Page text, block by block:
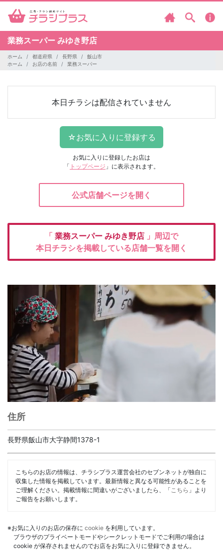
業務スーパー みゆき野店
ホーム 都道府県 長野県
飯山市
ホーム
お店の名前 業務スーパー
本日チラシは配信されていません
お気に入りに登録したお店は
「 トップページ 」に表示されます。
公式店舗ページを開く
「 業務スーパー みゆき野店 」周辺で
本日チラシを掲載している店舗一覧を開く
住所
長野県飯山市大字静間1378-1
こちらのお店の情報は、チラシプラス運営会社のセブンネットが独自に
収集した情報を掲載しています。最新情報と異なる可能性があることを
ご理解ください。掲載情報に間違いがございましたら、「 こちら 」より
ご報告をお願いします。
※お気に入りのお店の保存に cookie を利用しています。
ブラウザのプライベートモードやシークレットモードでご利用の場合は
cookie が保存されませんのでお店をお気に入りに登録できません。